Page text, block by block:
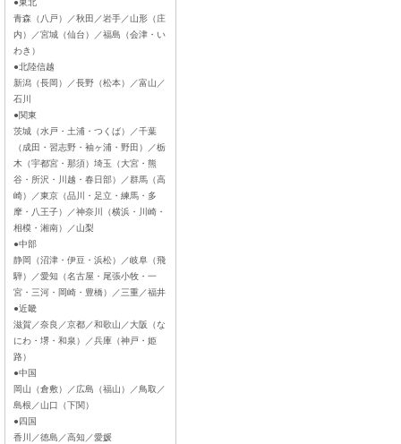
●東北
青森（八戸）／秋田／岩手／山形（庄
内）／宮城（仙台）／福島（会津・い
わき）
●北陸信越
新潟（長岡）／長野（松本）／富山／
石川
●関東
茨城（水戸・土浦・つくば）／千葉
（成田・習志野・袖ヶ浦・野田）／栃
木（宇都宮・那須）埼玉（大宮・熊
谷・所沢・川越・春日部）／群馬（高
崎）／東京（品川・足立・練馬・多
摩・八王子）／神奈川（横浜・川崎・
相模・湘南）／山梨
●中部
静岡（沼津・伊豆・浜松）／岐阜（飛
騨）／愛知（名古屋・尾張小牧・一
宮・三河・岡崎・豊橋）／三重／福井
●近畿
滋賀／奈良／京都／和歌山／大阪（な
にわ・堺・和泉）／兵庫（神戸・姫
路）
●中国
岡山（倉敷）／広島（福山）／鳥取／
島根／山口（下関）
●四国
香川／徳島／高知／愛媛